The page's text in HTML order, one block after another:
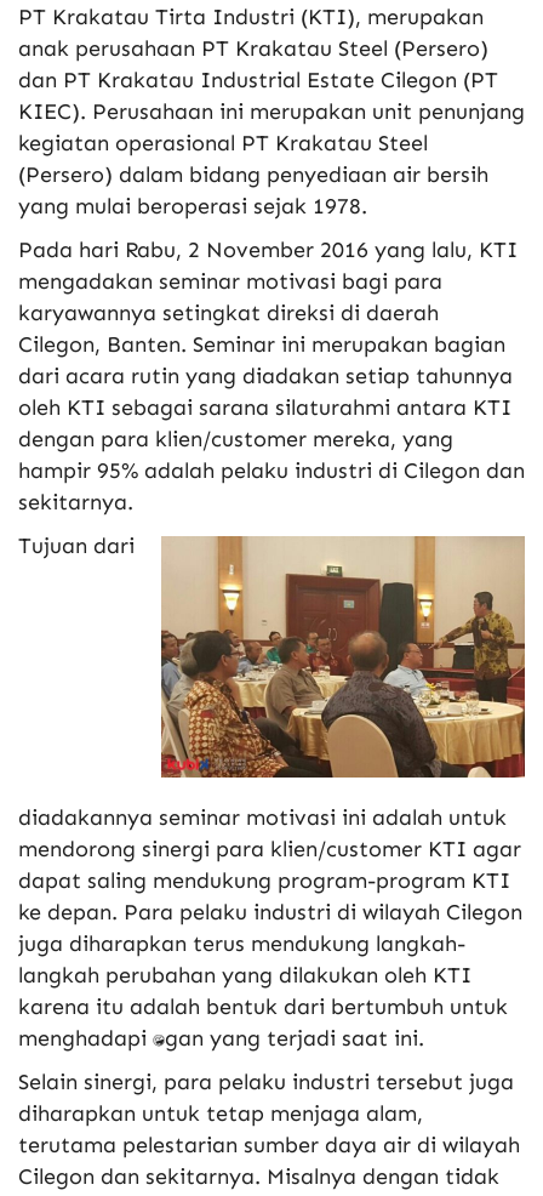
PT Krakatau Tirta Industri (KTI), merupakan
anak perusahaan PT Krakatau Steel (Persero)
dan PT Krakatau Industrial Estate Cilegon (PT
KIEC). Perusahaan ini merupakan unit penunjang
kegiatan operasional PT Krakatau Steel
(Persero) dalam bidang penyediaan air bersih
yang mulai beroperasi sejak 1978.
Pada hari Rabu, 2 November 2016 yang lalu, KTI
mengadakan seminar motivasi bagi para
karyawannya setingkat direksi di daerah
Cilegon, Banten. Seminar ini merupakan bagian
dari acara rutin yang diadakan setiap tahunnya
oleh KTI sebagai sarana silaturahmi antara KTI
dengan para klien/customer mereka, yang
hampir 95% adalah pelaku industri di Cilegon dan
sekitarnya.
Tujuan dari
diadakannya seminar motivasi ini adalah untuk
mendorong sinergi para klien/customer KTI agar
dapat saling mendukung program-program KTI
ke depan. Para pelaku industri di wilayah Cilegon
juga diharapkan terus mendukung langkah-
langkah perubahan yang dilakukan oleh KTI
karena itu adalah bentuk dari bertumbuh untuk
menghadapi tantangan yang terjadi saat ini.
Selain sinergi, para pelaku industri tersebut juga
diharapkan untuk tetap menjaga alam,
terutama pelestarian sumber daya air di wilayah
Cilegon dan sekitarnya. Misalnya dengan tidak